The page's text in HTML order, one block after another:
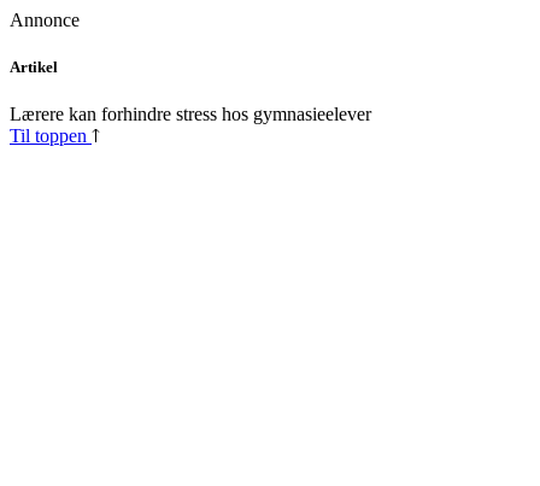
Annonce
Skip
content
Artikel
Lærere kan forhindre stress hos gymnasieelever
Til toppen